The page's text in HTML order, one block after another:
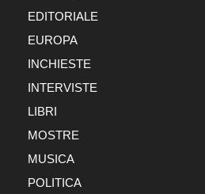
EDITORIALE
EUROPA
INCHIESTE
INTERVISTE
LIBRI
MOSTRE
MUSICA
POLITICA